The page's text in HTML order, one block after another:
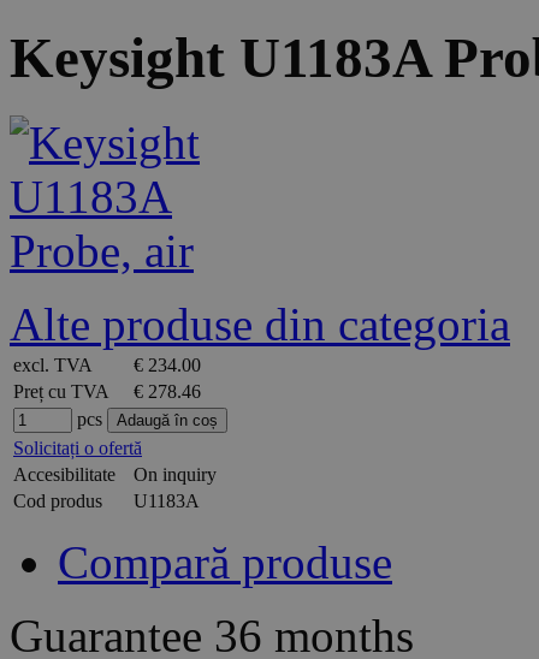
Keysight U1183A
Alte produse din categoria
excl. TVA
€ 234.00
Preț cu TVA
€ 278.46
pcs
Solicitați o ofertă
Accesibilitate
On inquiry
Cod produs
U1183A
Compară produse
Guarantee 36 months